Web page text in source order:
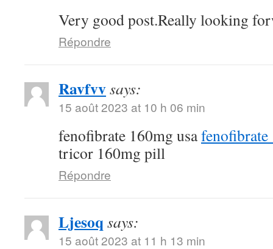
Very good post.Really looking
Répondre
Ravfvvsays:
15 août 2023 at 10 h 06 min
fenofibrate 160mg usafenofibrate
tricor 160mg pill
Répondre
Ljesoq says:
15 août 2023 at 11 h 13 min